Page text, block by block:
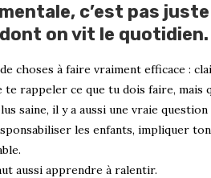
c’est pas
on vit le quotidien.
choses à faire vraiment efficace :
rappeler ce que tu dois faire, mais
saine, il y a aussi une vraie
les enfants, impliquer
aussi apprendre à ralentir.